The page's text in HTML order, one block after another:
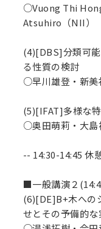
○Vuong Thi
Atsuhiro（NII）
(4)[DBS]分類可
る性質の検討
○早川雄登・新美
(5)[IFAT]多様な
○奥田萌莉・大島
-- 14:30-14:45 休
■一般講演２
(6)[DE]B+木への
せとその予備的な